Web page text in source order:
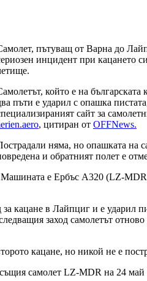
пътуващ от Варна до
инцидент при кацането
който е на
пъти е ударил с опашка
сайт за
, цитиран от OFFNews.
няма, но опашката на
и обратният полет е
е Ербъс А320 (LZ-
кацане в Лайпциг и е ударил
заход самолетът отново
кацане, но никой не е
самолет LZ-MDR на 24 май